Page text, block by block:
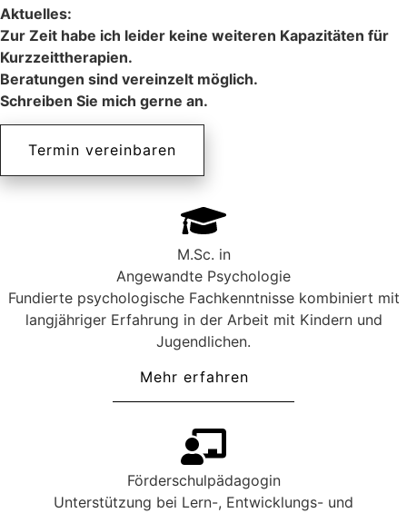
Aktuelles:
Zur Zeit habe ich leider keine weiteren Kapazitäten für
Kurzzeittherapien.
Beratungen sind vereinzelt möglich.
Schreiben Sie mich gerne an.
Termin vereinbaren
M.Sc. in
Angewandte Psychologie
Fundierte psychologische Fachkenntnisse kombiniert mit
langjähriger Erfahrung in der Arbeit mit Kindern und
Jugendlichen.
Mehr erfahren
Förderschulpädagogin
Unterstützung bei Lern-, Entwicklungs- und